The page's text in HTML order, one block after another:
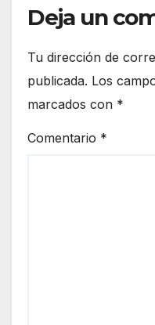
Deja un
Tu dirección de
publicada. Los
marcados con *
Comentario *